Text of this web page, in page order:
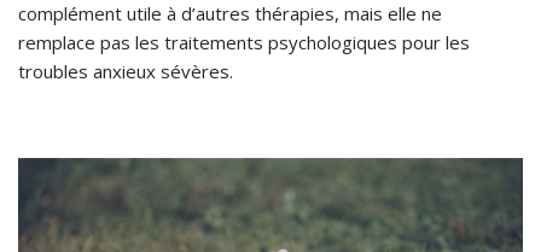
complément utile à d’autres thérapies, mais elle ne
remplace pas les traitements psychologiques pour les
troubles anxieux sévères.